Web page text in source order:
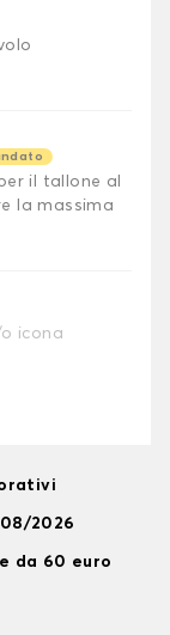
il tallone al
la massima
icona
2026
da 60 euro